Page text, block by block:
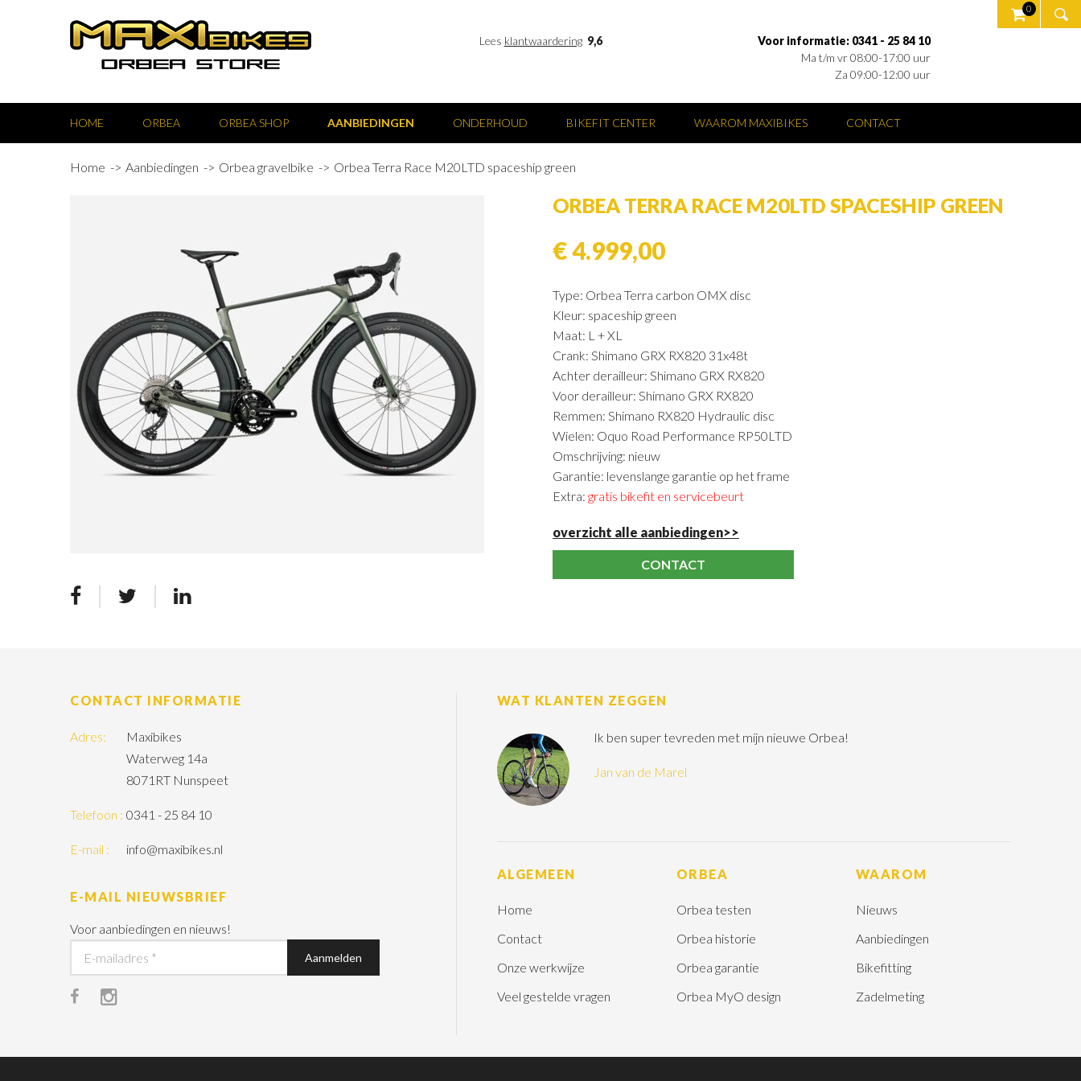
Lees klantwaardering 9,6
Voor informatie: 0341 - 25 84 10
Ma t/m vr 08:00-17:00 uur
Za 09:00-12:00 uur
0
HOME ORBEA ORBEA SHOP AANBIEDINGEN ONDERHOUD BIKEFIT CENTER WAAROM MAXIBIKES CONTACT
Home Aanbiedingen Orbea gravelbike Orbea Terra Race M20LTD spaceship green
ORBEA TERRA RACE M20LTD SPACESHIP GREEN
€ 4.999,00
Type: Orbea Terra carbon OMX disc
Kleur: spaceship green
Maat: L + XL
Crank: Shimano GRX RX820 31x48t
Achter derailleur: Shimano GRX RX820
Voor derailleur: Shimano GRX RX820
Remmen: Shimano RX820 Hydraulic disc
Wielen: Oquo Road Performance RP50LTD
Omschrijving: nieuw
Garantie: levenslange garantie op het frame
Extra: gratis bikefit en servicebeurt
overzicht alle aanbiedingen>>
CONTACT
CONTACT INFORMATIE
Adres:
Maxibikes
Waterweg 14a
8071RT Nunspeet
Telefoon : 0341 - 25 84 10
E-mail : info@maxibikes.nl
E-MAIL NIEUWSBRIEF
Voor aanbiedingen en nieuws!
WAT KLANTEN ZEGGEN
Ik ben super tevreden met mijn nieuwe Orbea!
Jan van de Marel
ALGEMEEN
Home
Contact
Onze werkwijze
Veel gestelde vragen
ORBEA
Orbea testen
Orbea historie
Orbea garantie
Orbea MyO design
WAAROM
Nieuws
Aanbiedingen
Bikefitting
Zadelmeting